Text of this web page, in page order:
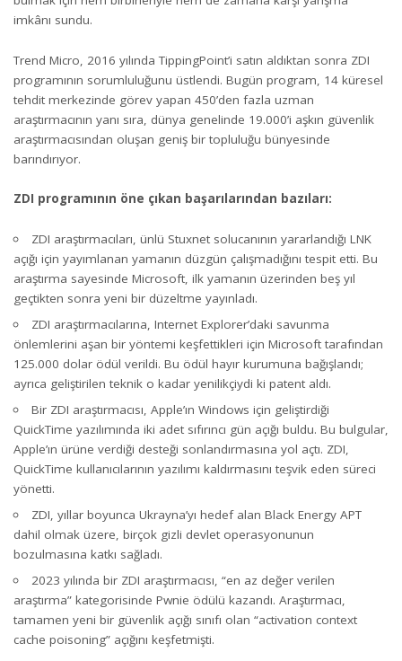
imkânı sundu.
Trend Micro, 2016 yılında TippingPoint’i satın aldıktan sonra ZDI
programının sorumluluğunu üstlendi. Bugün program, 14 küresel
tehdit merkezinde görev yapan 450’den fazla uzman
araştırmacının yanı sıra, dünya genelinde 19.000’i aşkın güvenlik
araştırmacısından oluşan geniş bir topluluğu bünyesinde
barındırıyor.
ZDI programının öne çıkan başarılarından bazıları:
ZDI araştırmacıları, ünlü Stuxnet solucanının yararlandığı LNK
açığı için yayımlanan yamanın düzgün çalışmadığını tespit etti. Bu
araştırma sayesinde Microsoft, ilk yamanın üzerinden beş yıl
geçtikten sonra yeni bir düzeltme yayınladı.
ZDI araştırmacılarına, Internet Explorer’daki savunma
önlemlerini aşan bir yöntemi keşfettikleri için Microsoft tarafından
125.000 dolar ödül verildi. Bu ödül hayır kurumuna bağışlandı;
ayrıca geliştirilen teknik o kadar yenilikçiydi ki patent aldı.
Bir ZDI araştırmacısı, Apple’ın Windows için geliştirdiği
QuickTime yazılımında iki adet sıfırıncı gün açığı buldu. Bu bulgular,
Apple’ın ürüne verdiği desteği sonlandırmasına yol açtı. ZDI,
QuickTime kullanıcılarının yazılımı kaldırmasını teşvik eden süreci
yönetti.
ZDI, yıllar boyunca Ukrayna’yı hedef alan Black Energy APT
dahil olmak üzere, birçok gizli devlet operasyonunun
bozulmasına katkı sağladı.
2023 yılında bir ZDI araştırmacısı, “en az değer verilen
araştırma” kategorisinde Pwnie ödülü kazandı. Araştırmacı,
tamamen yeni bir güvenlik açığı sınıfı olan “activation context
cache poisoning” açığını keşfetmişti.